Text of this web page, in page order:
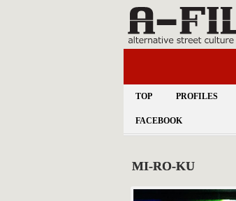
TOP PROFILES
FACEBOOK
MI-RO-KU